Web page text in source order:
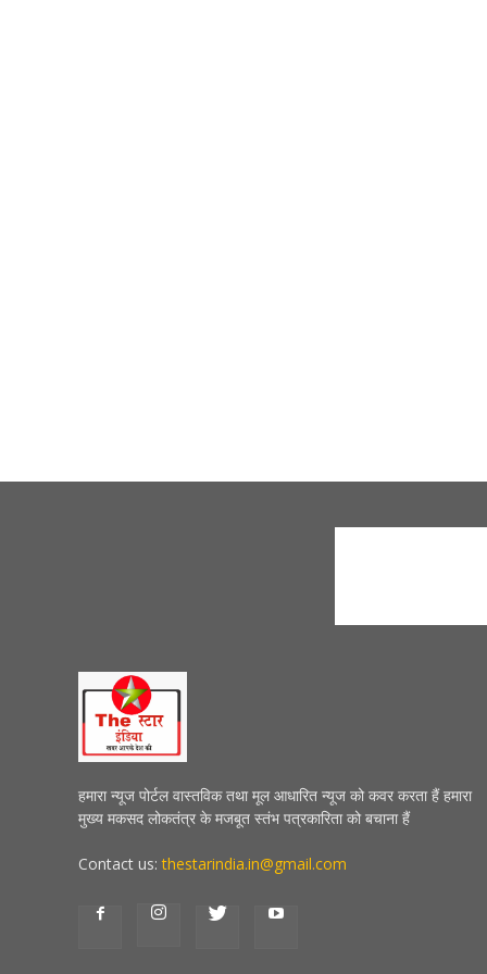
हमारा न्यूज पोर्टल वास्तविक तथा मूल आधारित न्यूज को कवर करता हैं हमारा
मुख्य मकसद लोकतंत्र के मजबूत स्तंभ पत्रकारिता को बचाना हैं
Contact us:thestarindia.in@gmail.com